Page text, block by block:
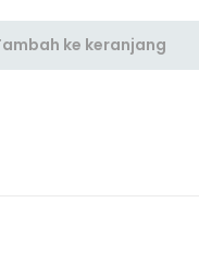
ke keranjang